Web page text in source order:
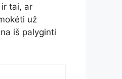
tai, ar
už
iš palyginti